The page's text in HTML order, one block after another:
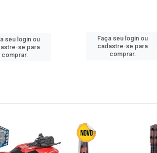
seu login ou
se para
comprar.
Faça seu login ou
cadastre-se para
comprar.